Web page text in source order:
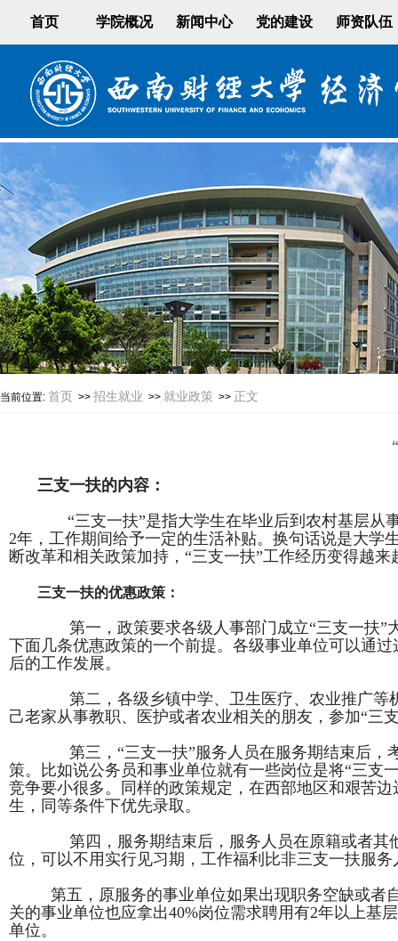
首页 学院概况 新闻中心 党的建设 师资队伍
当前位置: 首页 >> 招生就业 >> 就业政策 >> 正文
三支一扶的内容：
“三支一扶”是指大学生在毕业后到农村基层从
2年，工作期间给予一定的生活补贴。换句话说是大学
断改革和相关政策加持， “三支一扶”工作经历变得越来
三支一扶的优惠政策：
第一，政策要求各级人事部门成立“三支一扶”
下面几条优惠政策的一个前提。各级事业单位可以通
后的工作发展。
第二，各级乡镇中学、卫生医疗、农业推广等
己老家从事教职、医护或者农业相关的朋友，参加“三
第三， “三支一扶”服务人员在服务期结束后，
策。比如说公务员和事业单位就有一些岗位是将“三支
竞争要小很多。同样的政策规定，在西部地区和艰苦边
生，同等条件下优先录取。
第四，服务期结束后，服务人员在原籍或者其
位，可以不用实行见习期，工作福利比非三支一扶服
第五，原服务的事业单位如果出现职务空缺或者
关的事业单位也应拿出40%岗位需求聘用有2年以上基
单位。